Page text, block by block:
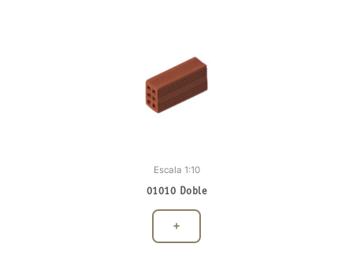
Escala 1:10
01010 Doble
+